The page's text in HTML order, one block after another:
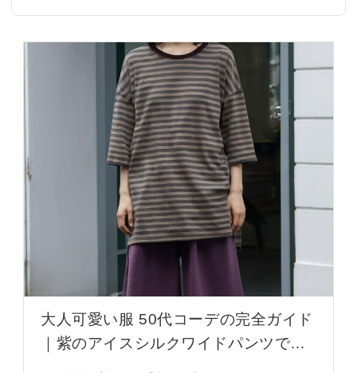
大人可愛い服 50代コーデの完全ガイド
｜紫のアイスシルクワイドパンツで失